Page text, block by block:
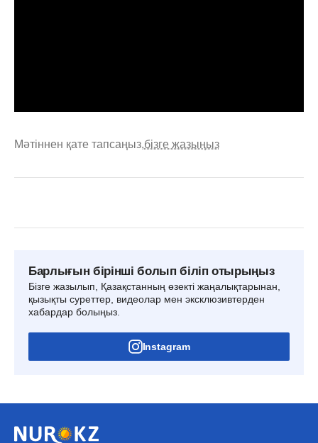
Мәтіннен қате тапсаңыз,бізге жазыңыз
Барлығын бірінші болып біліп отырыңыз
Бізге жазылып, Қазақстанның өзекті жаңалықтарынан,
қызықты суреттер, видеолар мен эксклюзивтерден
хабардар болыңыз.
Instagram